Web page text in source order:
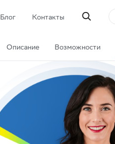
Блог Контакты
Описание Возможности